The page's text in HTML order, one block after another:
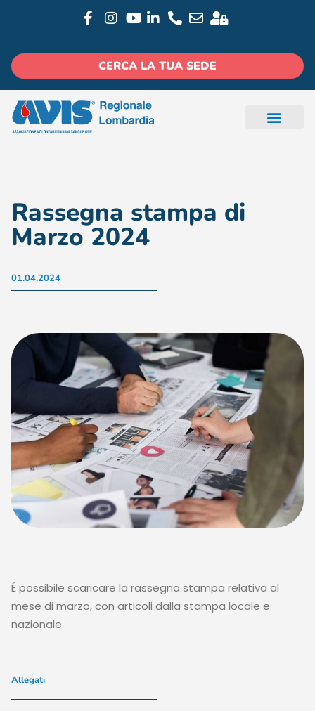
CERCA LA TUA SEDE
Rassegna stampa di
Marzo 2024
01.04.2024
É possibile scaricare la rassegna stampa relativa al
mese di marzo, con articoli dalla stampa locale e
nazionale.
Allegati